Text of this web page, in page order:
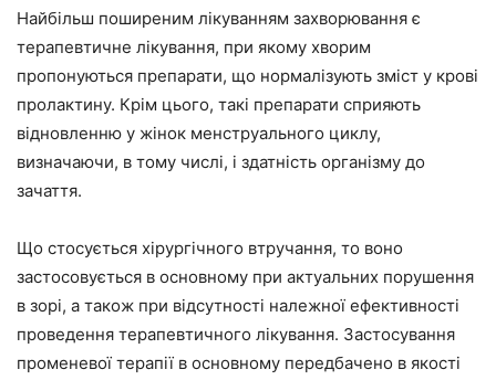
Найбільш поширеним лікуванням захворювання є
терапевтичне лікування, при якому хворим
пропонуються препарати, що нормалізують зміст у крові
пролактину. Крім цього, такі препарати сприяють
відновленню у жінок менструального циклу,
визначаючи, в тому числі, і здатність організму до
зачаття.
Що стосується хірургічного втручання, то воно
застосовується в основному при актуальних порушення
в зорі, а також при відсутності належної ефективності
проведення терапевтичного лікування. Застосування
променевої терапії в основному передбачено в якості